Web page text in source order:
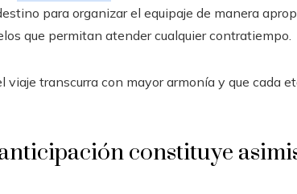
para organizar el equipaje de manera
que permitan atender cualquier contratiempo.
transcurra con mayor armonía y que cada
constituye